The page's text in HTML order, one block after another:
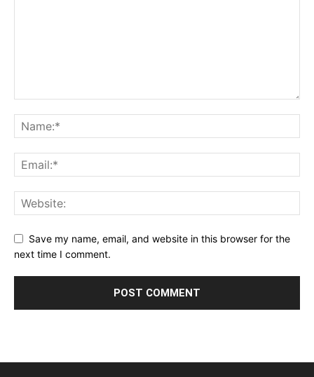
Save my name, email, and website in this browser for the
next time I comment.